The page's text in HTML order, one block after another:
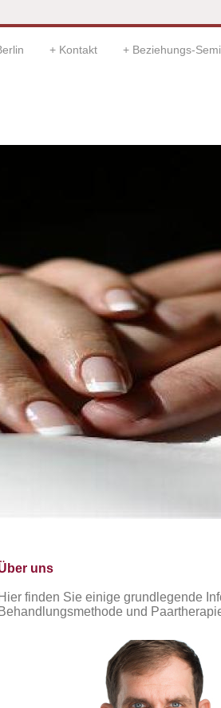
Kontakt Beziehungs-
uns
Hier finden Sie einige grundlegende
Behandlungsmethode und